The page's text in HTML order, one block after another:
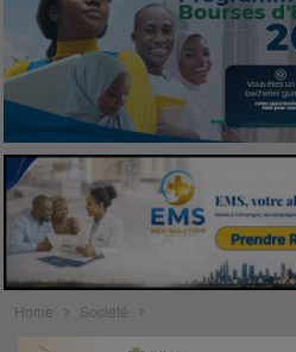
Home Société